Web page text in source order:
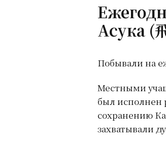
Асука (
Побывали на
Местными
был исполнен
сохранению
захватывали